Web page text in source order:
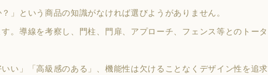
」という商品の知識がなければ選びようがありません。
。導線を考察し、門柱、門扉、アプローチ、フェンス等とのトータ
い」「高級感のある」、機能性は欠けることなくデザイン性を追求